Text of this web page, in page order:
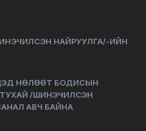
НАЙРУУЛГА/-ИЙН
НӨЛӨӨТ БОДИСЫН
/ШИНЭЧИЛСЭН
АВЧ БАЙНА